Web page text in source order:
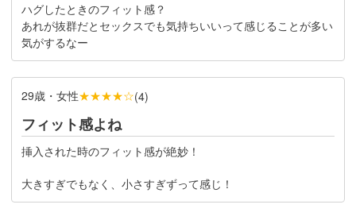
ハグしたときのフィット感？
あれが抜群だとセックスでも気持ちいいって感じることが多い
気がするなー
29歳・女性★★★★☆(4)
フィット感よね
挿入された時のフィット感が絶妙！
大きすぎでもなく、小さすぎずって感じ！